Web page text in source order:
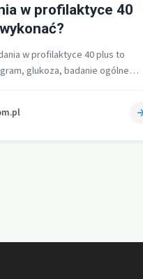
w profilaktyce 40
w profilaktyce 40 plus to
glukoza, badanie ogólne